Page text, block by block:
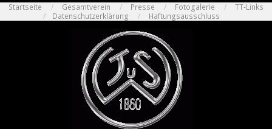
Skip
to
Startseite Gesamtverein Presse Fotogalerie
TT-Links
Datenschutzerklärung
Haftungsausschluss